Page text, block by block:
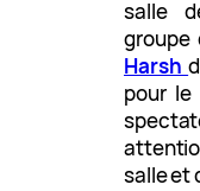
salle
groupe
Harsh
pour le
salle et